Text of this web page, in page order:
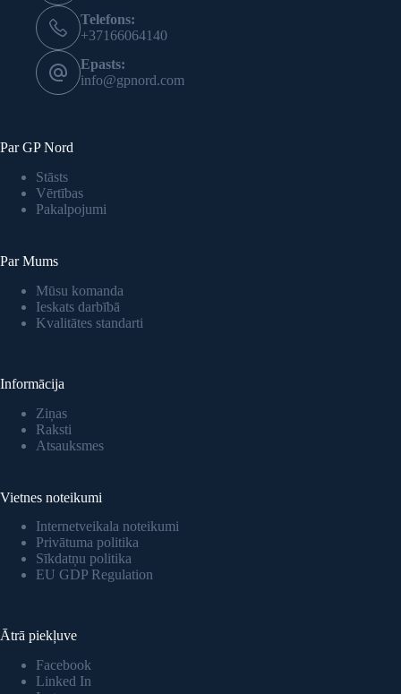
Telefons:
+37166064140
Epasts:
info@gpnord.com
Par GP Nord
Stāsts
Vērtības
Pakalpojumi
Par Mums
Mūsu komanda
Ieskats darbībā
Kvalitātes standarti
Informācija
Ziņas
Raksti
Atsauksmes
Vietnes noteikumi
Internetveikala noteikumi
Privātuma politika
Sīkdatņu politika
EU GDP Regulation
Ātrā piekļuve
Facebook
Linked In